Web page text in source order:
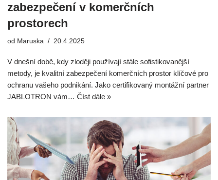
zabezpečení v komerčních
prostorech
od Maruska 20.4.2025
V dnešní době, kdy zloději používají stále sofistikovanější
metody, je kvalitní zabezpečení komerčních prostor klíčové pro
ochranu vašeho podnikání. Jako certifikovaný montážní partner
JABLOTRON vám… Číst dále »